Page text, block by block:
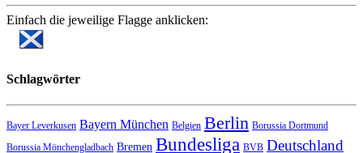
Einfach die jeweilige Flagge anklicken:
Schlagwörter
Bayer Leverkusen Bayern München Belgien Berlin Borussia Dortmund
Borussia Mönchengladbach Bremen Bundesliga BVB Deutschland